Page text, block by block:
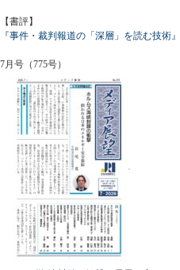
【書評】
『事件・裁判報道の「深層」を読む技術』
7月号（775号）